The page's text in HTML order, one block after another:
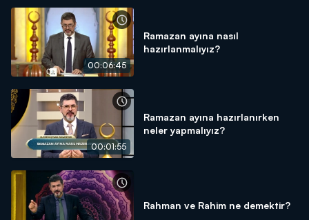
00:06:45
Ramazan ayına nasıl
hazırlanmalıyız?
00:01:55
Ramazan ayına hazırlanırken
neler yapmalıyız?
Rahman ve Rahim ne demektir?